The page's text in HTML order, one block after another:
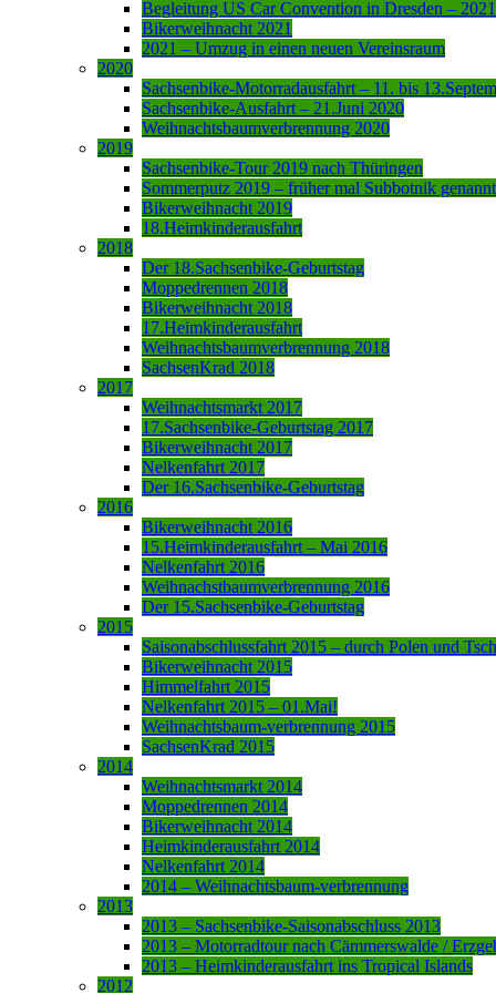
Begleitung US Car Convention in Dresden – 2021
Bikerweihnacht 2021
2021 – Umzug in einen neuen Vereinsraum
2020
Sachsenbike-Motorradausfahrt – 11. bis
Sachsenbike-Ausfahrt – 21.Juni 2020
Weihnachtsbaumverbrennung 2020
2019
Sachsenbike-Tour 2019 nach Thüringen
Sommerputz 2019 – früher mal Subbotnik genannt
Bikerweihnacht 2019
18.Heimkinderausfahrt
2018
Der 18.Sachsenbike-Geburtstag
Moppedrennen 2018
Bikerweihnacht 2018
17.Heimkinderausfahrt
Weihnachtsbaumverbrennung 2018
SachsenKrad 2018
2017
Weihnachtsmarkt 2017
17.Sachsenbike-Geburtstag 2017
Bikerweihnacht 2017
Nelkenfahrt 2017
Der 16.Sachsenbike-Geburtstag
2016
Bikerweihnacht 2016
15.Heimkinderausfahrt – Mai 2016
Nelkenfahrt 2016
Weihnachstbaumverbrennung 2016
Der 15.Sachsenbike-Geburtstag
2015
Saisonabschlussfahrt 2015 – durch Polen und
Bikerweihnacht 2015
Himmelfahrt 2015
Nelkenfahrt 2015 – 01.Mai!
Weihnachtsbaum-verbrennung 2015
SachsenKrad 2015
2014
Weihnachtsmarkt 2014
Moppedrennen 2014
Bikerweihnacht 2014
Heimkinderausfahrt 2014
Nelkenfahrt 2014
2014 – Weihnachtsbaum-verbrennung
2013
2013 – Sachsenbike-Saisonabschluss 2013
2013 – Motorradtour nach Cämmerswalde /
2013 – Heimkinderausfahrt ins Tropical Islands
2012